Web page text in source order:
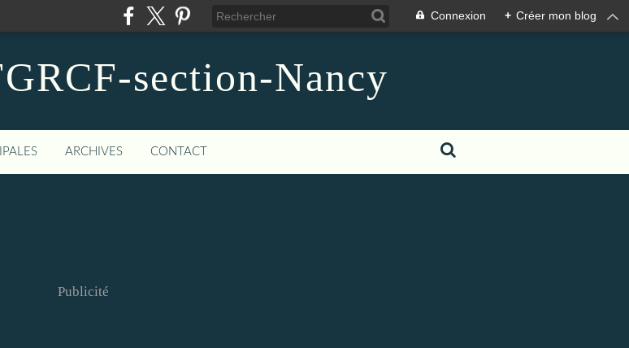
Connexion + Créer mon blog
section-Nancy
ARCHIVES CONTACT
Publicité